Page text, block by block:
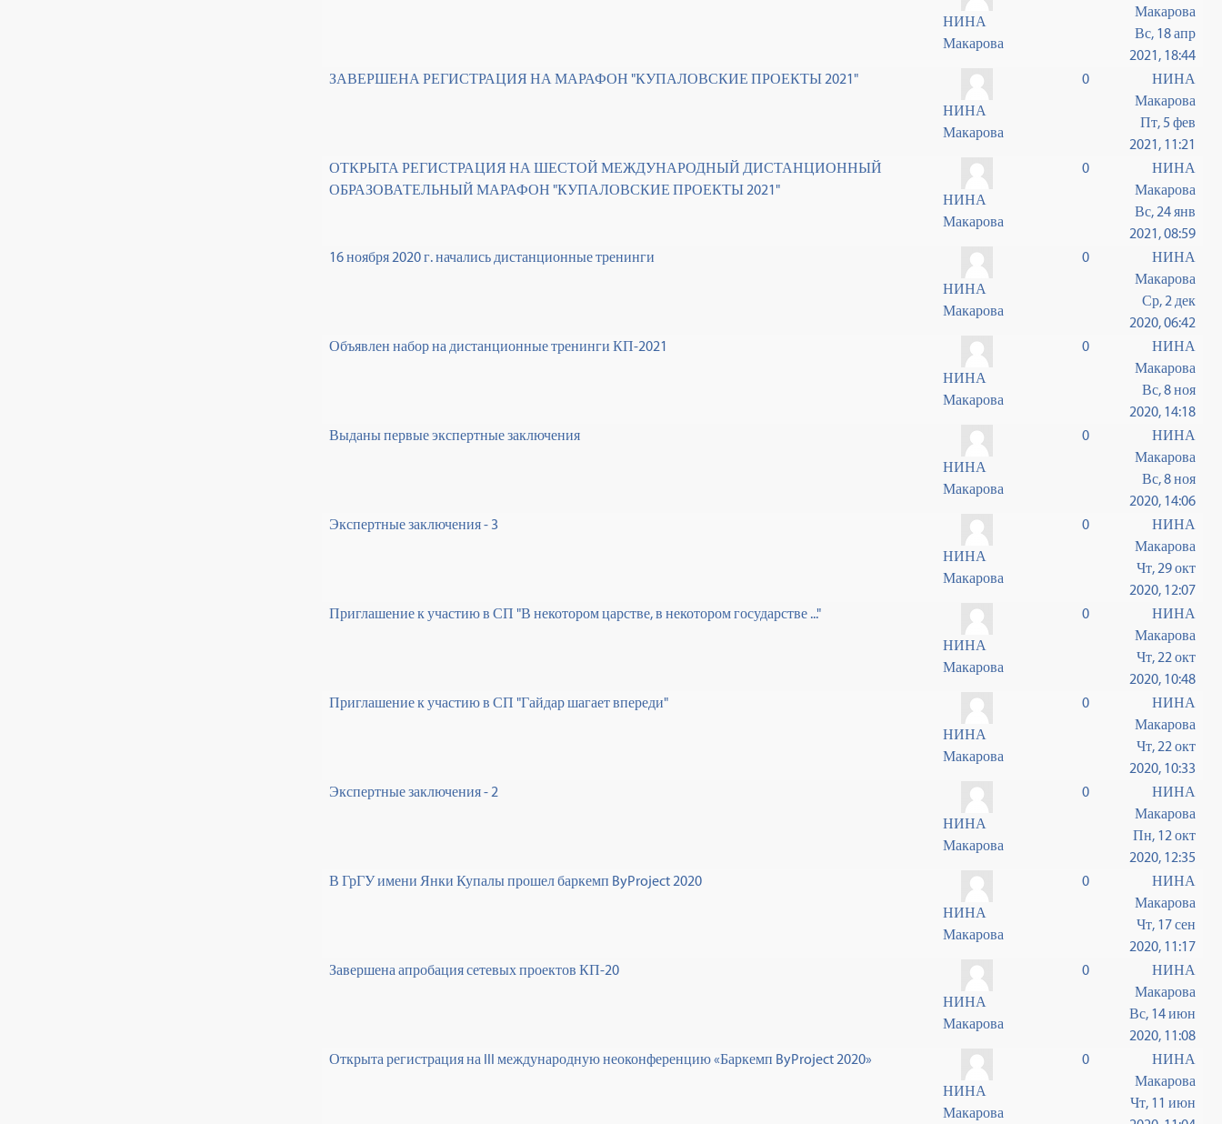
НИНА
Макарова
Макарова
Вс, 18 апр
2021, 18:44
ЗАВЕРШЕНА РЕГИСТРАЦИЯ НА МАРАФОН "КУПАЛОВСКИЕ ПРОЕКТЫ 2021"
НИНА
Макарова
0
НИНА
Макарова
Пт, 5 фев
2021, 11:21
ОТКРЫТА РЕГИСТРАЦИЯ НА ШЕСТОЙ МЕЖДУНАРОДНЫЙ ДИСТАНЦИОННЫЙ
ОБРАЗОВАТЕЛЬНЫЙ МАРАФОН "КУПАЛОВСКИЕ ПРОЕКТЫ 2021"
НИНА
Макарова
0
НИНА
Макарова
Вс, 24 янв
2021, 08:59
16 ноября 2020 г. начались дистанционные тренинги
НИНА
Макарова
0
НИНА
Макарова
Ср, 2 дек
2020, 06:42
Объявлен набор на дистанционные тренинги КП-2021
НИНА
Макарова
0
НИНА
Макарова
Вс, 8 ноя
2020, 14:18
Выданы первые экспертные заключения
НИНА
Макарова
0
НИНА
Макарова
Вс, 8 ноя
2020, 14:06
Экспертные заключения - 3
НИНА
Макарова
0
НИНА
Макарова
Чт, 29 окт
2020, 12:07
Приглашение к участию в СП "В некотором царстве, в некотором государстве ..."
НИНА
Макарова
0
НИНА
Макарова
Чт, 22 окт
2020, 10:48
Приглашение к участию в СП "Гайдар шагает впереди"
НИНА
Макарова
0
НИНА
Макарова
Чт, 22 окт
2020, 10:33
Экспертные заключения - 2
НИНА
Макарова
0
НИНА
Макарова
Пн, 12 окт
2020, 12:35
В ГрГУ имени Янки Купалы прошел баркемп ByProject 2020
НИНА
Макарова
0
НИНА
Макарова
Чт, 17 сен
2020, 11:17
Завершена апробация сетевых проектов КП-20
НИНА
Макарова
0
НИНА
Макарова
Вс, 14 июн
2020, 11:08
Открыта регистрация на III международную неоконференцию «Баркемп ByProject 2020»
НИНА
Макарова
0
НИНА
Макарова
Чт, 11 июн